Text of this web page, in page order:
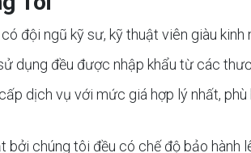
có đội ngũ kỹ sư, kỹ thuật viên giàu
dụng đều được nhập khẩu từ các
dịch vụ với mức giá hợp lý nhất,
bởi chúng tôi đều có chế độ bảo hành